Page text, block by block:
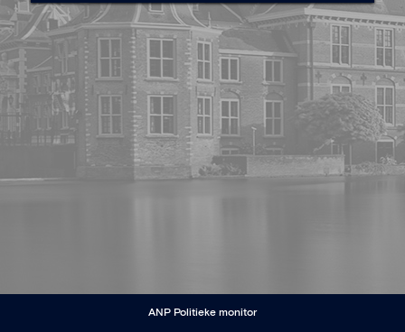
ANP Politieke monitor